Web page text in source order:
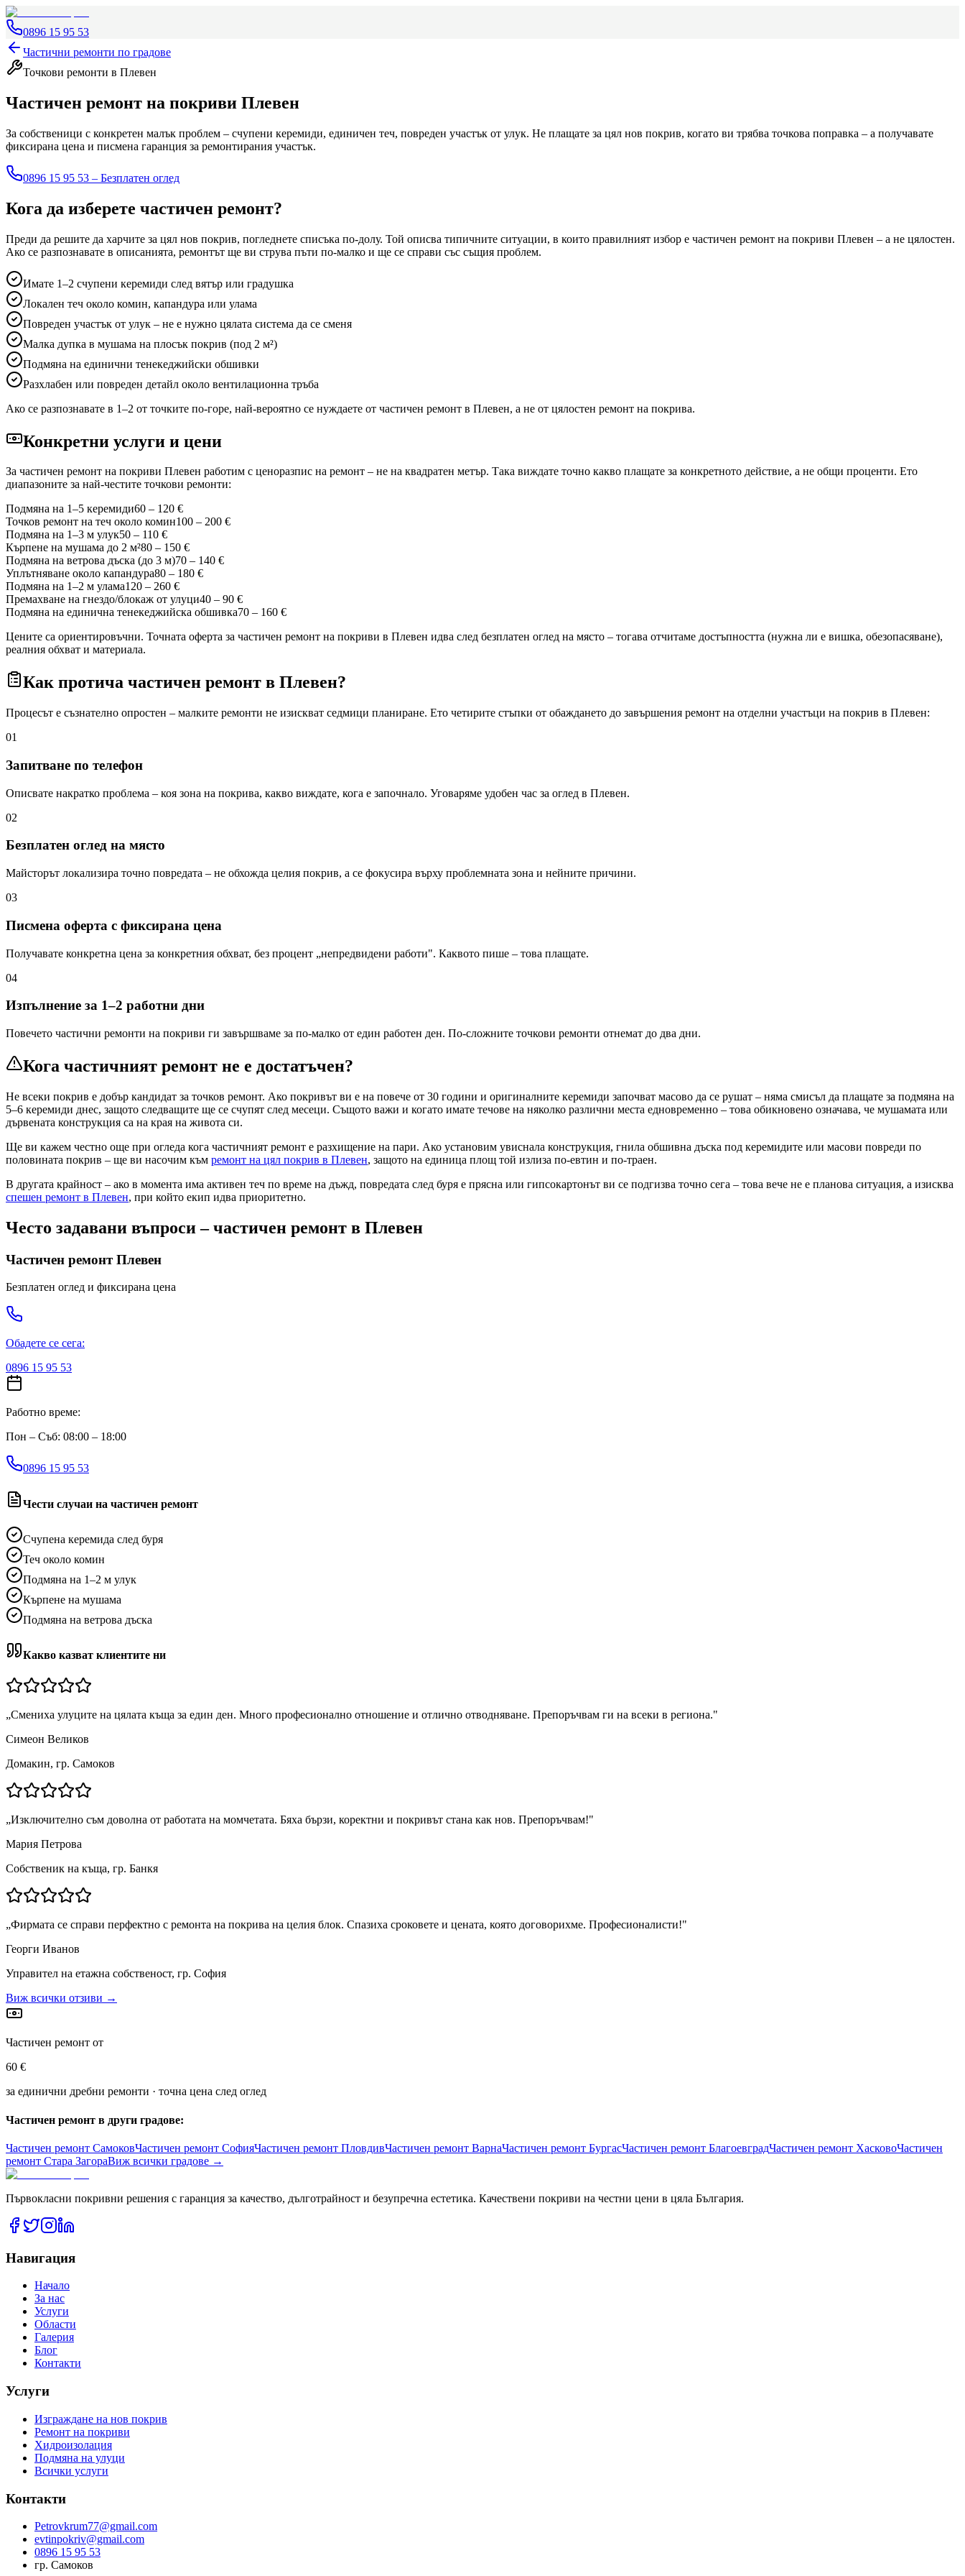
0896 15 95 53
Частични ремонти по градове
Точкови ремонти в Плевен
Частичен ремонт на покриви Плевен
За собственици с конкретен малък проблем – счупени керемиди, единичен теч, повреден участък от улук. Не плащате за цял нов покрив, когато ви трябва точкова поправка – а получавате
фиксирана цена и писмена гаранция за ремонтирания участък.
0896 15 95 53 – Безплатен оглед
Кога да изберете частичен ремонт?
Преди да решите да харчите за цял нов покрив, погледнете списъка по-долу. Той описва типичните ситуации, в които правилният избор е частичен ремонт на покриви Плевен – а не цялостен.
Ако се разпознавате в описанията, ремонтът ще ви струва пъти по-малко и ще се справи със същия проблем.
Имате 1–2 счупени керемиди след вятър или градушка
Локален теч около комин, капандура или улама
Повреден участък от улук – не е нужно цялата система да се сменя
Малка дупка в мушама на плосък покрив (под 2 м²)
Подмяна на единични тенекеджийски обшивки
Разхлабен или повреден детайл около вентилационна тръба
Ако се разпознавате в 1–2 от точките по-горе, най-вероятно се нуждаете от частичен ремонт в Плевен, а не от цялостен ремонт на покрива.
Конкретни услуги и цени
За частичен ремонт на покриви Плевен работим с ценоразпис на ремонт – не на квадратен метър. Така виждате точно какво плащате за конкретното действие, а не общи проценти. Ето
диапазоните за най-честите точкови ремонти:
Подмяна на 1–5 керемиди60 – 120 €
Точков ремонт на теч около комин100 – 200 €
Подмяна на 1–3 м улук50 – 110 €
Кърпене на мушама до 2 м²80 – 150 €
Подмяна на ветрова дъска (до 3 м)70 – 140 €
Уплътняване около капандура80 – 180 €
Подмяна на 1–2 м улама120 – 260 €
Премахване на гнездо/блокаж от улуци40 – 90 €
Подмяна на единична тенекеджийска обшивка70 – 160 €
Цените са ориентировъчни. Точната оферта за частичен ремонт на покриви в Плевен идва след безплатен оглед на място – тогава отчитаме достъпността (нужна ли е вишка, обезопасяване),
реалния обхват и материала.
Как протича частичен ремонт в Плевен?
Процесът е съзнателно опростен – малките ремонти не изискват седмици планиране. Ето четирите стъпки от обаждането до завършения ремонт на отделни участъци на покрив в Плевен:
01
Запитване по телефон
Описвате накратко проблема – коя зона на покрива, какво виждате, кога е започнало. Уговаряме удобен час за оглед в Плевен.
02
Безплатен оглед на място
Майсторът локализира точно повредата – не обхожда целия покрив, а се фокусира върху проблемната зона и нейните причини.
03
Писмена оферта с фиксирана цена
Получавате конкретна цена за конкретния обхват, без процент „непредвидени работи". Каквото пише – това плащате.
04
Изпълнение за 1–2 работни дни
Повечето частични ремонти на покриви ги завършваме за по-малко от един работен ден. По-сложните точкови ремонти отнемат до два дни.
Кога частичният ремонт не е достатъчен?
Не всеки покрив е добър кандидат за точков ремонт. Ако покривът ви е на повече от 30 години и оригиналните керемиди започват масово да се рушат – няма смисъл да плащате за подмяна на
5–6 керемиди днес, защото следващите ще се счупят след месеци. Същото важи и когато имате течове на няколко различни места едновременно – това обикновено означава, че мушамата или
дървената конструкция са на края на живота си.
Ще ви кажем честно още при огледа кога частичният ремонт е разхищение на пари. Ако установим увиснала конструкция, гнила обшивна дъска под керемидите или масови повреди по
половината покрив – ще ви насочим към ремонт на цял покрив в Плевен, защото на единица площ той излиза по-евтин и по-траен.
В другата крайност – ако в момента има активен теч по време на дъжд, повредата след буря е прясна или гипсокартонът ви се подгизва точно сега – това вече не е плановa ситуация, а изисква
спешен ремонт в Плевен, при който екип идва приоритетно.
Често задавани въпроси – частичен ремонт в Плевен
Частичен ремонтПлевен
Безплатен оглед и фиксирана цена
Обадете се сега:
0896 15 95 53
Работно време:
Пон – Съб: 08:00 – 18:00
0896 15 95 53
Чести случаи на частичен ремонт
Счупена керемида след буря
Теч около комин
Подмяна на 1–2 м улук
Кърпене на мушама
Подмяна на ветрова дъска
Какво казват клиентите ни
„Смениха улуците на цялата къща за един ден. Много професионално отношение и отлично отводняване. Препоръчвам ги на всеки в региона."
Симеон Великов
Домакин, гр. Самоков
„Изключително съм доволна от работата на момчетата. Бяха бързи, коректни и покривът стана как нов. Препоръчвам!"
Мария Петрова
Собственик на къща, гр. Банкя
„Фирмата се справи перфектно с ремонта на покрива на целия блок. Спазиха сроковете и цената, която договорихме. Професионалисти!"
Георги Иванов
Управител на етажна собственост, гр. София
Виж всички отзиви →
Частичен ремонт от
60 €
за единични дребни ремонти · точна цена след оглед
Частичен ремонт в други градове:
Частичен ремонт СамоковЧастичен ремонт СофияЧастичен ремонт ПловдивЧастичен ремонт ВарнаЧастичен ремонт БургасЧастичен ремонт БлагоевградЧастичен ремонт ХасковоЧастичен
ремонт Стара ЗагораВиж всички градове →
Първокласни покривни решения с гаранция за качество, дълготрайност и безупречна естетика. Качествени покриви на честни цени в цяла България.
Навигация
Начало
За нас
Услуги
Области
Галерия
Блог
Контакти
Услуги
Изграждане на нов покрив
Ремонт на покриви
Хидроизолация
Подмяна на улуци
Всички услуги
Контакти
Petrovkrum77@gmail.com
evtinpokriv@gmail.com
0896 15 95 53
гр. Самоков